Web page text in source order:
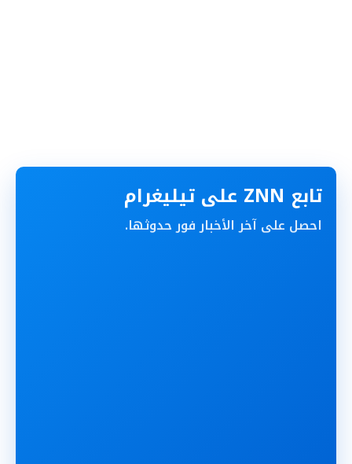
تابع ZNN على تيليغرام
احصل على آخر الأخبار فور حدوثها.